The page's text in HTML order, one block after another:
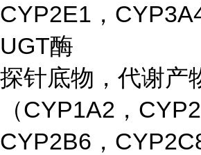
CYP2E1，CYP3A4
UGT酶
探针底物，代谢产
（CYP1A2，
CYP2B6，